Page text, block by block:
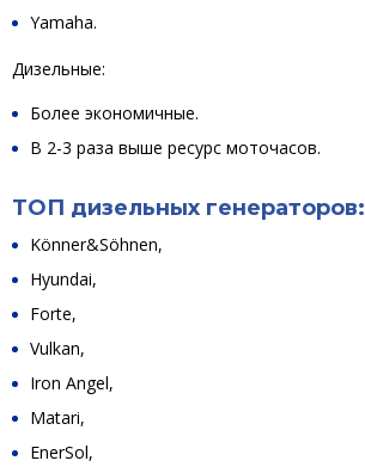
Yamaha.
Дизельные:
Более экономичные.
В 2-3 раза выше ресурс моточасов.
ТОП дизельных генераторов:
Könner&Söhnen,
Hyundai,
Forte,
Vulkan,
Iron Angel,
Matari,
EnerSol,